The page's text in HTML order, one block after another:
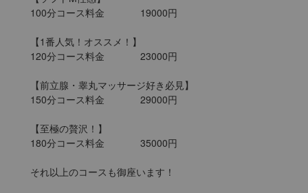
100分コース料金		19000円
【1番人気！オススメ！】
120分コース料金		23000円
【前立腺・睾丸マッサージ好き必見】
150分コース料金		29000円
【至極の贅沢！】
180分コース料金		35000円
それ以上のコースも御座います！